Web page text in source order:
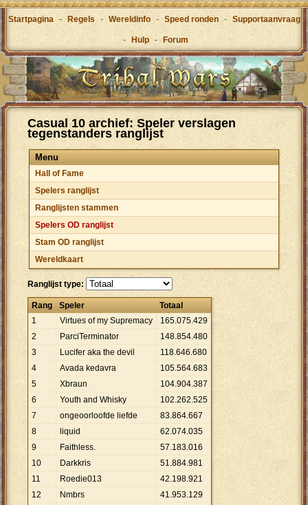
Startpagina - Regels - Wereldinfo - Speed ronden - Supportaanvraag
- Hulp - Forum
Casual 10 archief: Speler verslagen
tegenstanders ranglijst
Menu
Hall of Fame
Spelers ranglijst
Ranglijsten stammen
Spelers OD ranglijst
Stam OD ranglijst
Wereldkaart
Ranglijst type:
Rang Speler
Totaal
1
Virtues of my Supremacy 165.075.429
2
ParciTerminator 148.854.480
3
Lucifer aka the devil 118.646.680
4
Avada kedavra 105.564.683
5
Xbraun 104.904.387
6
Youth and Whisky 102.262.525
7
ongeoorloofde liefde 83.864.667
8
liquid 62.074.035
9
Faithless. 57.183.016
10
Darkkris 51.884.981
11
Roedie013 42.198.921
12
Nmbrs 41.953.129